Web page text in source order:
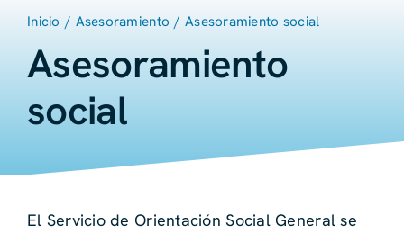
Inicio Asesoramiento Asesoramiento social
Asesoramiento
social
El Servicio de Orientación Social General se